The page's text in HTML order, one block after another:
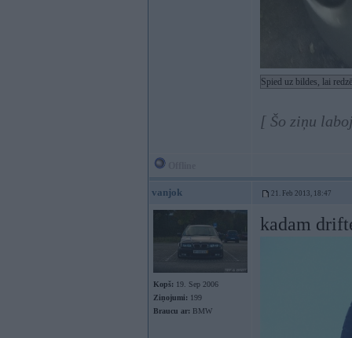
Spied uz bildes, lai
[ Šo ziņu
vanjok 21. Feb 2013, 18:47
Kopš: 19. Sep 2006
Ziņojumi: 199
Braucu ar: BMW
kadam